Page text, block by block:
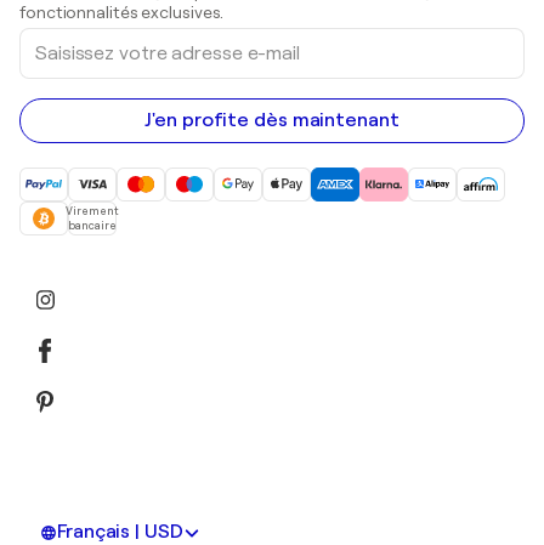
fonctionnalités exclusives.
Saisissez
votre
adresse
e-
mail
J'en profite dès maintenant
Virement
bancaire
Français | USD